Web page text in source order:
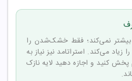
بیشتر نمی‌کند؛ فقط خشک‌شدن را
می‌کند. استراتامد نیز نیاز به
پخش کنید و اجازه دهید لایه نازک